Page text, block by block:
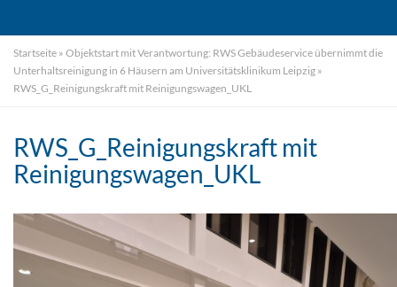
Startseite » Objektstart mit Verantwortung: RWS Gebäudeservice übernimmt die
Unterhaltsreinigung in 6 Häusern am Universitätsklinikum Leipzig »
RWS_G_Reinigungskraft mit Reinigungswagen_UKL
RWS_G_Reinigungskraft mit
Reinigungswagen_UKL